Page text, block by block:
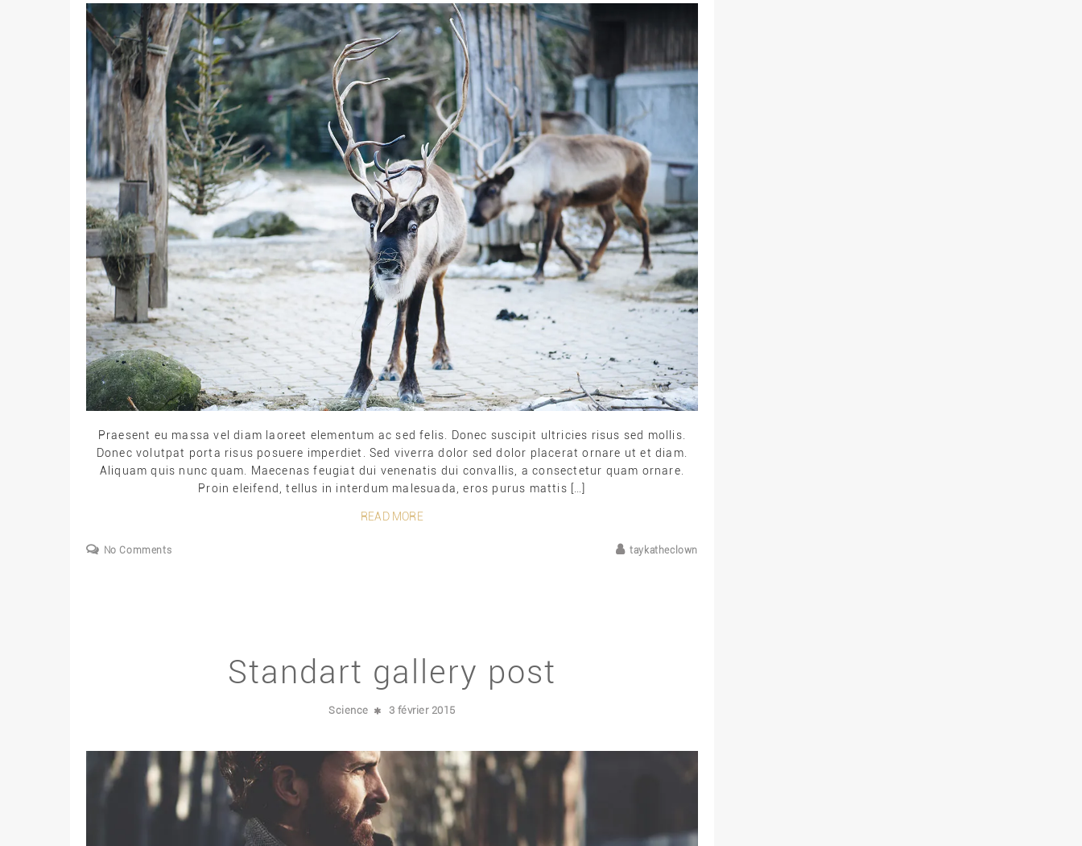
Praesent eu massa vel diam laoreet elementum ac sed felis. Donec suscipit ultricies risus sed mollis.
Donec volutpat porta risus posuere imperdiet. Sed viverra dolor sed dolor placerat ornare ut et diam.
Aliquam quis nunc quam. Maecenas feugiat dui venenatis dui convallis, a consectetur quam ornare.
Proin eleifend, tellus in interdum malesuada, eros purus mattis […]
READ MORE
No Comments taykatheclown
Standart gallery post
Science 3 février 2015